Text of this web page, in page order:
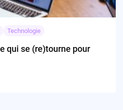
Technologie
qui se (re)tourne pour